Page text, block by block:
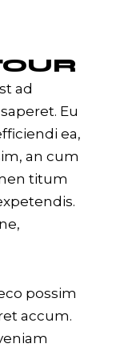
ad
Eu
ea,
an cum
titum
possim
accum.